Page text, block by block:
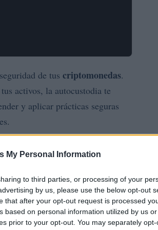
My Personal Information
to third parties, or processing of your
by us, please use the below opt-out
that after your opt-out request is processed
based on personal information utilized by us
prior to your opt-out. You may separately
de tus criptomonedas.
activos, la autocustodia te
y aplicar prácticas seguras
la elección entre wallets
(2FA)
prácticasy destaca los